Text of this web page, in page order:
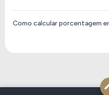
Como calcular porcentagem